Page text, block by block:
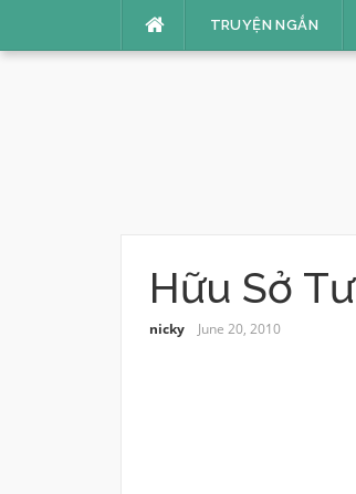
TRUYỆN NGẮN
Hữu Sở Tư
nicky June 20, 2010